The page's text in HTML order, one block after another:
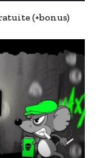
(+bonus)